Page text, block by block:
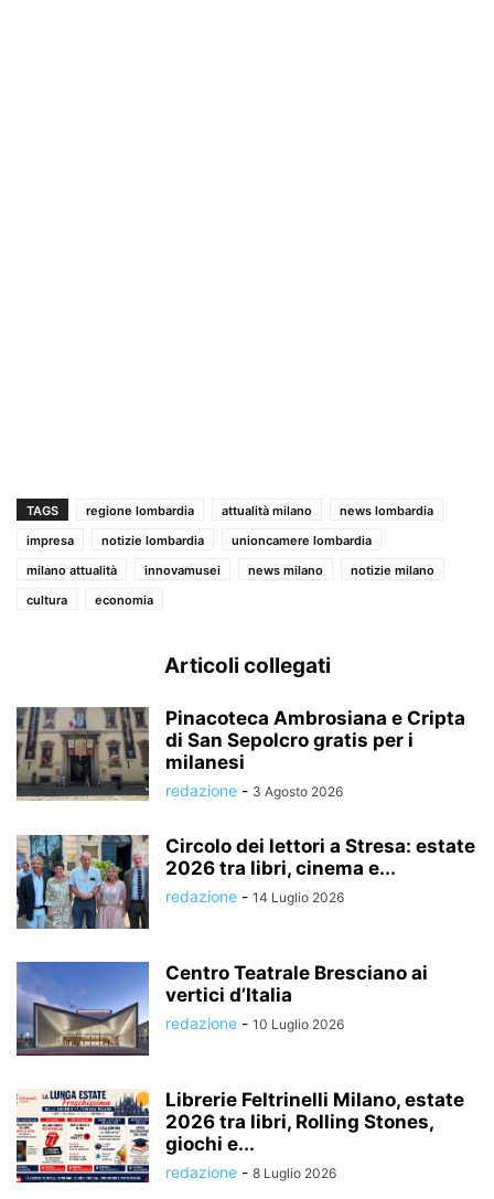
TAGS regione lombardia attualità milano
news lombardia
impresa
notizie lombardia
unioncamere lombardia
milano attualità
innovamusei news milano
notizie milano
cultura
economia
Articoli collegati
Pinacoteca Ambrosiana e Cripta
di San Sepolcro gratis per i
milanesi
redazione - 3 Agosto 2026
Circolo dei lettori a Stresa: estate
2026 tra libri, cinema e...
redazione - 14 Luglio 2026
Centro Teatrale Bresciano ai
vertici d’Italia
redazione - 10 Luglio 2026
Librerie Feltrinelli Milano, estate
2026 tra libri, Rolling Stones,
giochi e...
redazione - 8 Luglio 2026